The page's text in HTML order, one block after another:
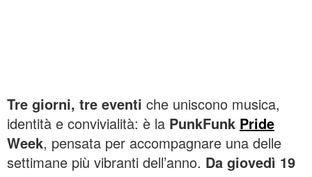
Tre giorni, tre eventi che uniscono musica,
identità e convivialità: è la PunkFunk Pride
Week, pensata per accompagnare una delle
settimane più vibranti dell’anno. Da giovedì 19